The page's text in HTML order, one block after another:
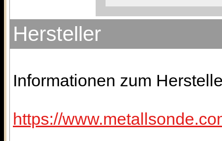
Hersteller
Informationen zum
https://